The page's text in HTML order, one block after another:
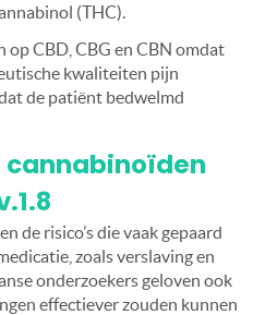
(THC).
CBD, CBG en CBN omdat
kwaliteiten pijn
de patiënt bedwelmd
de risico’s die vaak gepaard
zoals verslaving en
onderzoekers geloven ook
effectiever zouden kunnen